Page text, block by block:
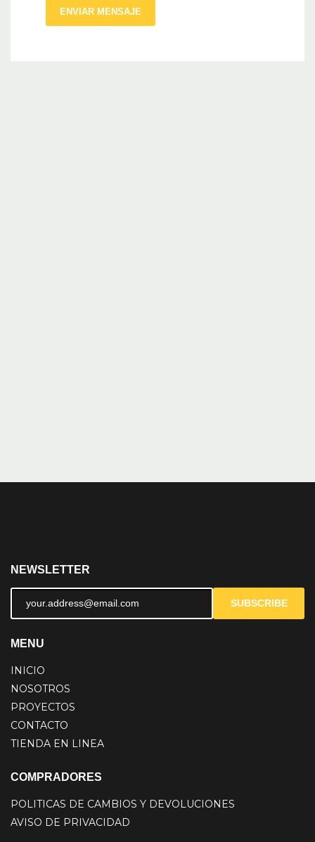
ENVIAR MENSAJE
NEWSLETTER
SUBSCRIBE
MENU
INICIO
NOSOTROS
PROYECTOS
CONTACTO
TIENDA EN LINEA
COMPRADORES
POLITICAS DE CAMBIOS Y DEVOLUCIONES
AVISO DE PRIVACIDAD